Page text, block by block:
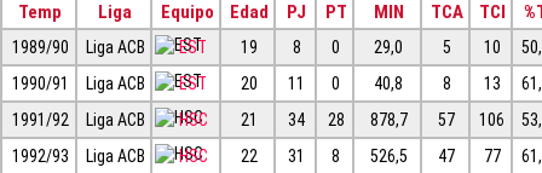
Temp Liga Equipo Edad PJ PT MIN TCA TCI
1989/90 Liga ACB EST 19 8 0 29,0 5 10
1990/91
Liga ACB EST 20 11 0 40,8 8 13
1991/92
Liga ACB HSC 21 34 28 878,7 57 106
1992/93
Liga ACB HSC 22 31 8 526,5 47 77